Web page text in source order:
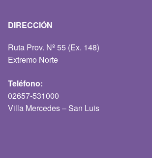
DIRECCIÓN
Ruta Prov. Nº 55 (Ex. 148)
Extremo Norte
Teléfono:
02657-531000
Villa Mercedes – San Luis